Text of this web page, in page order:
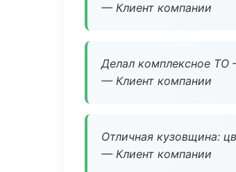
— Клиент компании
Делал комплексное ТО
— Клиент компании
Отличная кузовщина:
— Клиент компании